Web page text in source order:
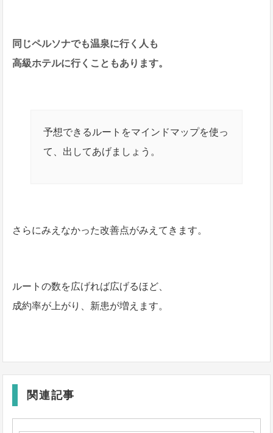
同じペルソナでも温泉に行く人も
高級ホテルに行くこともあります。
予想できるルートをマインドマップを使っ
て、出してあげましょう。
さらにみえなかった改善点がみえてきます。
ルートの数を広げれば広げるほど、
成約率が上がり、新患が増えます。
関連記事